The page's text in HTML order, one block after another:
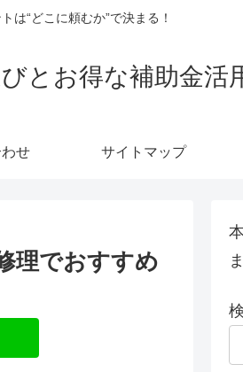
は“どこに頼むか”で決まる！
とお得な補助金活
せ サイトマップ
理でおすすめ